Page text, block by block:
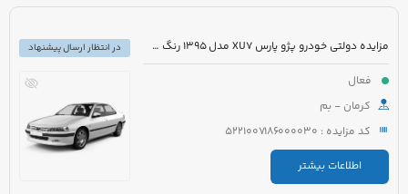
مزایده دولتی خودرو پژو پارس XU7 مدل 1395 رنگ سفید روغنی
فعال
کرمان - بم
کد مزایده : 5221007186000030
اطلاعات بیشتر
در انتظار ارسال پیشنهاد